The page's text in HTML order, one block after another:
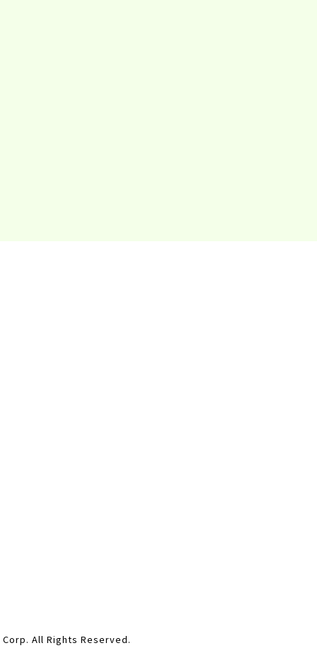
Corp. All Rights Reserved.